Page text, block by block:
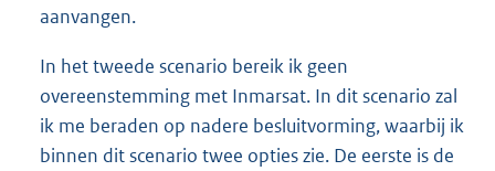
aanvangen.
In het tweede scenario bereik ik geen
overeenstemming met Inmarsat. In dit scenario zal
ik me beraden op nadere besluitvorming, waarbij ik
binnen dit scenario twee opties zie. De eerste is de